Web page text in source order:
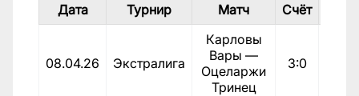
Дата Турнир Матч Счёт
08.04.26 Экстралига
Карловы
Вары —
Оцеларжи
Тринец
3:0